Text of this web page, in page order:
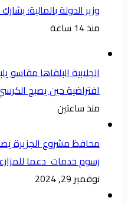
وزير الدولة بالمالية:
منذ 14 ساعة
الجلابية البلقاها
افتراضية حين يصبح
منذ ساعتين
رسوم خدمات دعما
نوفمبر 29, 2024